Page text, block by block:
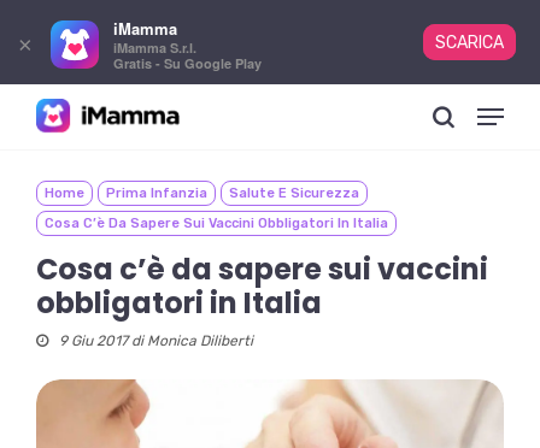
content
Menu
Home Prima Infanzia
Salute E Sicurezza
Cosa C’è Da Sapere Sui Vaccini Obbligatori In Italia
Cosa c’è da sapere sui vaccini
obbligatori in Italia
9 Giu 2017 di Monica Diliberti
×
iMamma
iMamma S.r.l.
Gratis - Su Google Play
SCARICA